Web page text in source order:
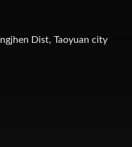
Dist, Taoyuan city